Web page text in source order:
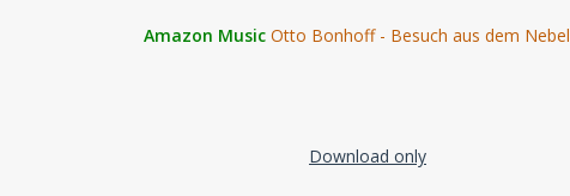
Amazon Music Otto Bonhoff - Besuch aus dem Nebel
Download only